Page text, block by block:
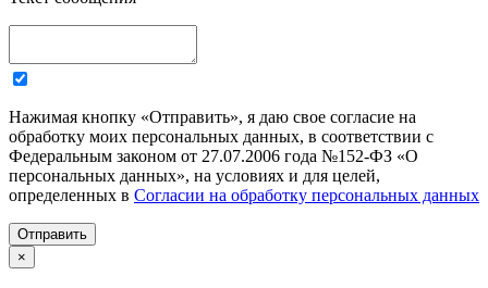
Нажимая кнопку «Отправить», я даю свое согласие на
обработку моих персональных данных, в соответствии с
Федеральным законом от 27.07.2006 года №152-ФЗ «О
персональных данных», на условиях и для целей,
определенных в Согласии на обработку персональных данных
Отправить
×